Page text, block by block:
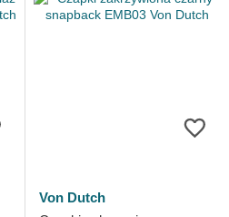
Von Dutch